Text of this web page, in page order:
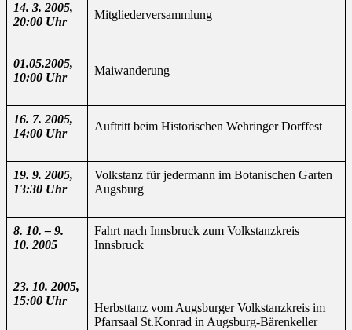
14. 3. 2005,
20:00 Uhr
Mitgliederversammlung
01.05.2005,
10:00 Uhr
Maiwanderung
16. 7. 2005,
14:00 Uhr
Auftritt beim Historischen Wehringer Dorffest
19. 9. 2005,
13:30 Uhr
Volkstanz für jedermann im Botanischen Garten
Augsburg
8. 10. – 9.
10. 2005
Fahrt nach Innsbruck zum Volkstanzkreis
Innsbruck
23. 10. 2005,
15:00 Uhr
Herbsttanz vom Augsburger Volkstanzkreis im
Pfarrsaal St.Konrad in Augsburg-Bärenkeller